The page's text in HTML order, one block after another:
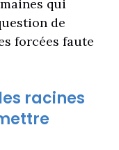
qui
de
forcées faute
racines